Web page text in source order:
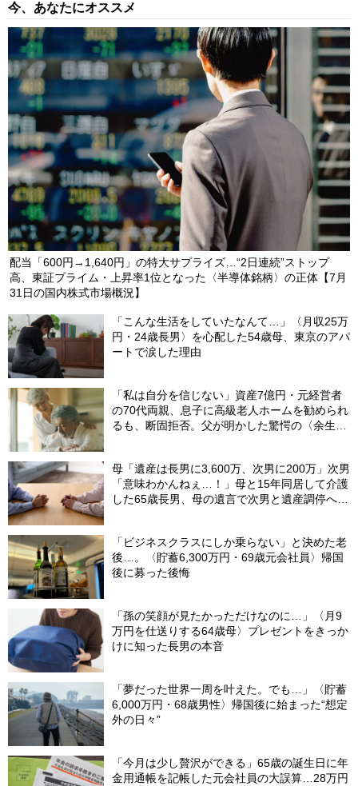
今、あなたにオススメ
配当「600円→1,640円」の特大サプライズ…“2日連続”ストップ
高、東証プライム・上昇率1位となった〈半導体銘柄〉の正体【7月
31日の国内株式市場概況】
「こんな生活をしていたなんて…」〈月収25万
円・24歳長男〉を心配した54歳母、東京のアパ
ートで涙した理由
「私は自分を信じない」資産7億円・元経営者
の70代両親、息子に高級老人ホームを勧められ
るも、断固拒否。父が明かした驚愕の〈余生計
母「遺産は長男に3,600万、次男に200万」次男
「意味わかんねぇ…！」母と15年同居して介護
した65歳長男、母の遺言で次男と遺産調停へ＜
「ビジネスクラスにしか乗らない」と決めた老
後…。〈貯蓄6,300万円・69歳元会社員〉帰国
後に募った後悔
「孫の笑顔が見たかっただけなのに…」〈月9
万円を仕送りする64歳母〉プレゼントをきっか
けに知った長男の本音
「夢だった世界一周を叶えた。でも…」〈貯蓄
6,000万円・68歳男性〉帰国後に始まった“想定
外の日々”
「今月は少し贅沢ができる」65歳の誕生日に年
金用通帳を記帳した元会社員の大誤算…28万円